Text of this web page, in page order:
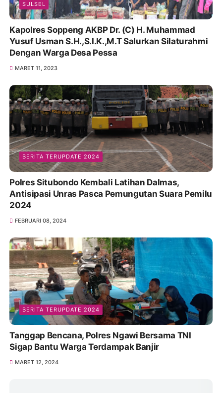
SULSEL
Kapolres Soppeng AKBP Dr. (C) H. Muhammad
Yusuf Usman S.H.,S.I.K.,M.T Salurkan Silaturahmi
Dengan Warga Desa Pessa
MARET 11, 2023
BERITA TERUPDATE 2024
Polres Situbondo Kembali Latihan Dalmas,
Antisipasi Unras Pasca Pemungutan Suara Pemilu
2024
FEBRUARI 08, 2024
BERITA TERUPDATE 2024
Tanggap Bencana, Polres Ngawi Bersama TNI
Sigap Bantu Warga Terdampak Banjir
MARET 12, 2024